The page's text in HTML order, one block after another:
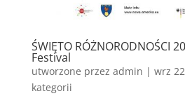
ŚWIĘTO RÓŻNORODNOŚCI
Festival
utworzone przez admin | wrz
kategorii